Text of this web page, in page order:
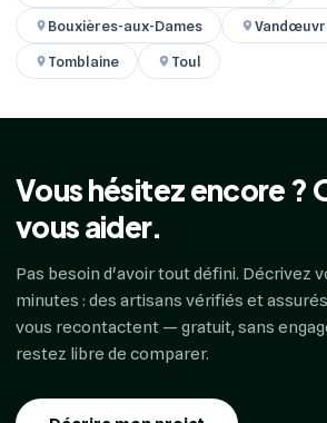
Bouxières-aux-Dames
Tomblaine
Toul
Vous hésitez encore ?
vous aider.
Pas besoin d'avoir tout défini. Décrivez
minutes : des artisans vérifiés et
vous recontactent — gratuit, sans
restez libre de comparer.